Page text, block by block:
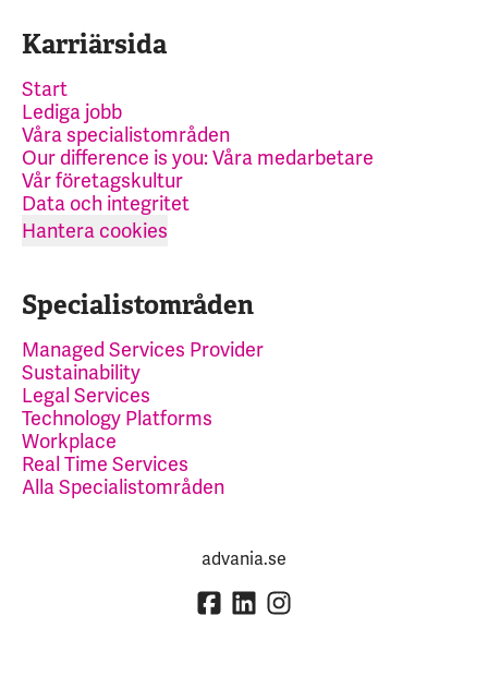
Karriärsida
Start
Lediga jobb
Våra specialistområden
Our difference is you: Våra medarbetare
Vår företagskultur
Data och integritet
Hantera cookies
Specialistområden
Managed Services Provider
Sustainability
Legal Services
Technology Platforms
Workplace
Real Time Services
Alla Specialistområden
advania.se